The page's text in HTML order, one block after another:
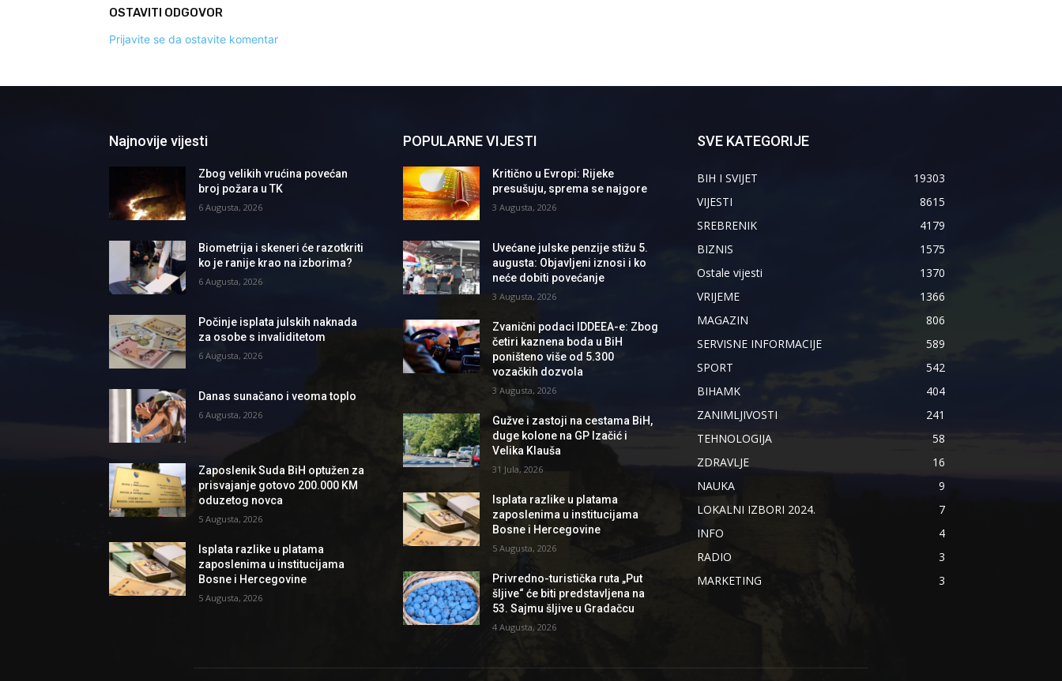
OSTAVITI ODGOVOR
Prijavite se da ostavite komentar
Najnovije vijesti
Zbog velikih vrućina povećan
broj požara u TK
6 Augusta, 2026
Biometrija i skeneri će razotkriti
ko je ranije krao na izborima?
6 Augusta, 2026
Počinje isplata julskih naknada
za osobe s invaliditetom
6 Augusta, 2026
Danas sunačano i veoma toplo
6 Augusta, 2026
Zaposlenik Suda BiH optužen za
prisvajanje gotovo 200.000 KM
oduzetog novca
5 Augusta, 2026
Isplata razlike u platama
zaposlenima u institucijama
Bosne i Hercegovine
5 Augusta, 2026
POPULARNE VIJESTI
Kritično u Evropi: Rijeke
presušuju, sprema se najgore
3 Augusta, 2026
Uvećane julske penzije stižu 5.
augusta: Objavljeni iznosi i ko
neće dobiti povećanje
3 Augusta, 2026
Zvanični podaci IDDEEA-e: Zbog
četiri kaznena boda u BiH
poništeno više od 5.300
vozačkih dozvola
3 Augusta, 2026
Gužve i zastoji na cestama BiH,
duge kolone na GP Izačić i
Velika Klauša
31 Jula, 2026
Isplata razlike u platama
zaposlenima u institucijama
Bosne i Hercegovine
5 Augusta, 2026
Privredno-turistička ruta „Put
šljive“ će biti predstavljena na
53. Sajmu šljive u Gradačcu
4 Augusta, 2026
SVE KATEGORIJE
BIH I SVIJET
19303
VIJESTI
8615
SREBRENIK
4179
BIZNIS
1575
Ostale vijesti
1370
VRIJEME
1366
MAGAZIN
806
SERVISNE INFORMACIJE
589
SPORT
542
BIHAMK
404
ZANIMLJIVOSTI
241
TEHNOLOGIJA
58
ZDRAVLJE
16
NAUKA
9
LOKALNI IZBORI 2024.
7
INFO
4
RADIO
3
MARKETING
3